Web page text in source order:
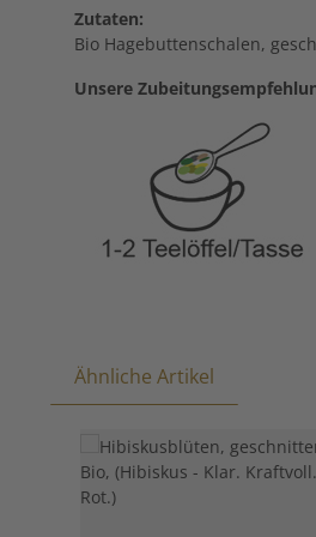
Zutaten:
Bio Hagebuttenschalen,
Unsere
Ähnliche Artikel
Produktgalerie überspringen